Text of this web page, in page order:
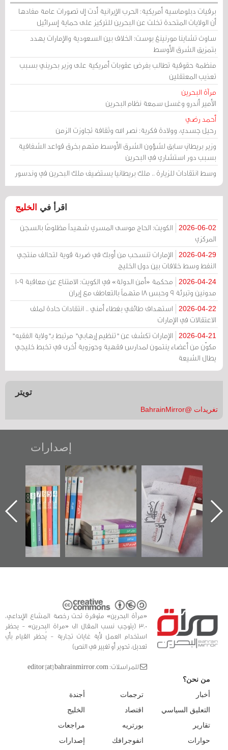
برقيات دبلوماسية أمريكية: الحرب الإيرانية أدت إلى تصورات عامة مفادها
أن الولايات المتحدة تخلت عن البحرين للتركيز على حماية إسرائيل
ساوث تشاينا مورنينغ بوست: الخلاف بين السعودية والإمارات يهدد
بتمزيق الشرق الأوسط
منظمة حقوقية تطالب بفرض عقوبات أمريكية على وزير بحريني بسبب
تعذيب المعتقلين
مرآة البحرين
الأمير أندرو وغسل سمعة نظام البحرين
أحمد رضي
رحيل جسدي، وولادة فكرية: نصر الله وثقافة تجاوزت الزمن
وزير بريطاني سابق لشؤون الشرق الأوسط متهم بخرق قواعد الشفافية
بسبب دور استشاري في البحرين
وسط انتقادات للزيارة .. ملك بريطانيا يستضيف ملك البحرين في وندسور
اقرأ في الخليج
2026-06-02
الكويت: الحاج موسى المسري شهيداً مظلومًا بالسجن
المركزي
2026-04-29
الإمارات تنسحب من أوبك في ضربة قوية لتحالف منتجي
النفط وسط خلافات بين دول الخليج
2026-04-24
محكمة «أمن الدولة» في الكويت: الامتناع عن معاقبة 109
مدونين وتبرئة 9 وحبس 18 متهماً بالتعاطف مع إيران
2026-04-22
استهداف طائفي بغطاء أمني .. انتقادات حادة لملف
الاعتقالات في الإمارات
2026-04-21
الإمارات تكشف عن "تنظيم إرهابي" مرتبط بـ"ولاية الفقيه"
مكوّن من أعضاء ينتمون لمدارس فقهية وحوزوية أخرى في تخبط خليجي
يطال الشيعة
تويتر
تغريدات @BahrainMirror
إصدارات
"حماة الباب الأخير":
الإصدار الأول عن
اعتصام الدراز
وأحداث ساحة
الفداء لمركز أوال
للدراسات والتوثيق
تصنيف موضوعي
للوثائق البريطانية
يقدمه «مركز أوال»
في سلسلة من 5
كتب
تصدر حصاد
الساحات 2019
«مرآة البحرين» متوفرة تحت رخصة المشاع الإبداعي،
3.0 (يتوجب نسب المقال الى «مراة البحرين» - يحظر
استخدام العمل لأية غايات تجارية - يُحظر القيام بأي
تعديل، تحوير أو تغيير في النص)
للمراسلات: editor [at] bahrainmirror.com
من نحن؟
أخبار
التعليق السياسي
تقارير
حوارات
ترجمات
اقتصاد
بورتريه
انفوجرافك
أجندة
الخليج
مراجعات
إصدارات